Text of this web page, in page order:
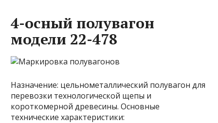
4-осный полувагон
модели 22-478
Назначение: цельнометаллический полувагон для
перевозки технологической щепы и
короткомерной древесины. Основные
технические характеристики: